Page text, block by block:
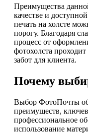
Преимущества
качестве и
печать на холсте
порогу. Благодаря
процесс от
фотохолста
забот для клиента.
Почему
Выбор ФотоПочты
преимуществ,
профессиональное
использование